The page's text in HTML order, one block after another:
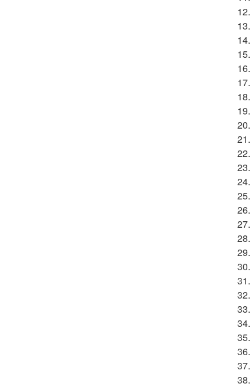
12.
13.
14.
15.
16.
17.
18.
19.
20.
21.
22.
23.
24.
25.
26.
27.
28.
29.
30.
31.
32.
33.
34.
35.
36.
37.
38.